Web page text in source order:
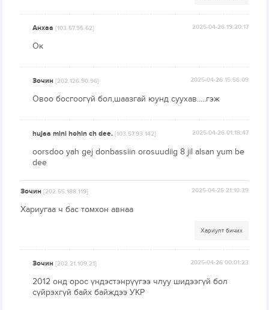
Анхаа[103.57.95.62] 2025-04-26 19:20:17
Ок
Зочин[202.126.90.96] 2025-04-26 15:56:09
Овоо босгоогүй бол,шаазгай юунд суухав.....гэж
hujaa mini hohin ch dee.[103.57.93.142] 2025-04-26 01:18:47
oorsdoo yah gej donbassiin orosuudiig 8 jil alsan yum be
dee
Зочин[202.55.188.119] 2025-04-25 21:10:39
Хариугаа ч бас томхон авнаа
Хариулт бичих
Зочин[202.21.109.21] 2025-04-26 00:01:23
2012 онд орос үндэстэнрүүгээ члуу шидээгүй бол
сүйрэхгүй байх байждээ УКР